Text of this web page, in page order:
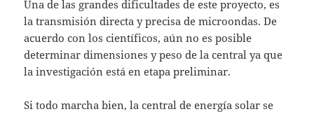
Una de las grandes dificultades de este proyecto, es
la transmisión directa y precisa de microondas. De
acuerdo con los científicos, aún no es posible
determinar dimensiones y peso de la central ya que
la investigación está en etapa preliminar.
Si todo marcha bien, la central de energía solar se